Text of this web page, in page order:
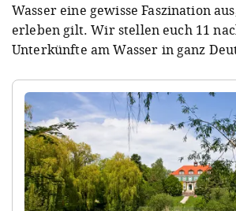
Wasser eine gewisse Faszination
erleben gilt. Wir stellen euch 11
Unterkünfte am Wasser in ganz